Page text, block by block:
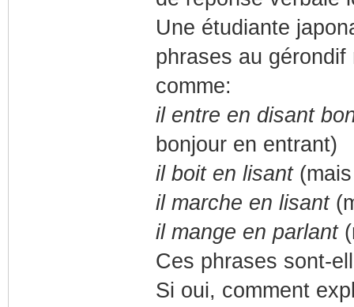
Une étudiante
phrases au
comme:
il entre en disant
bonjour en entrant)
il boit en lisant
il marche en lisant
il mange en parlant
Ces phrases sont-
Si oui, comment